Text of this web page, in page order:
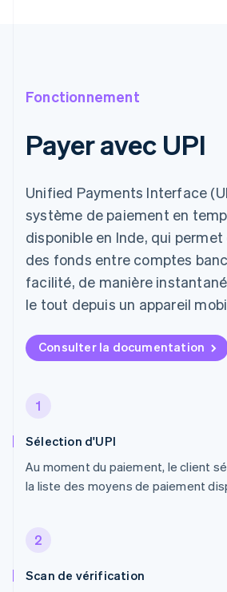
Fonctionnement
Payer avec UPI
Unified Payments Interface
système de paiement en
disponible en Inde, qui
des fonds entre comptes
facilité, de manière
le tout depuis un appareil
Consulter la documentation
1
Sélection d'UPI
Au moment du paiement, le client
la liste des moyens de paiement
2
Scan de vérification